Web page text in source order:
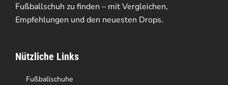
Fußballschuh zu finden – mit Vergleichen,
Empfehlungen und den neuesten Drops.
Nützliche Links
Fußballschuhe